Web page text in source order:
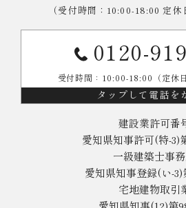
（受付時間：10:00-18:00 定休
0120-
受付時間：10:00-18:00（定休
タップして電話を
建設業許可番
愛知県知事許可(特-3)
一級建築士事
愛知県知事登録(い-3)
宅地建物取引